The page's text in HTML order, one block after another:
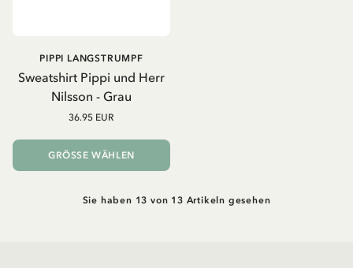
Sweatshirt Pippi und Herr
Nilsson - Grau
PIPPI LANGSTRUMPF
36.95 EUR
GRÖSSE WÄHLEN
Sie haben 13 von 13 Artikeln gesehen